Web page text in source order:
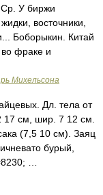
У биржи
восточники,
Боборыкин. Китай
фраке и
Михельсона
Дл. тела от
17 см, шир. 7 12 см.
(7,5 10 см). Заяц
бурый,
…